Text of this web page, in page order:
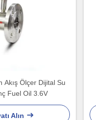
Akış Ölçer Dijital Su
Fuel Oil 3.6V
Alın